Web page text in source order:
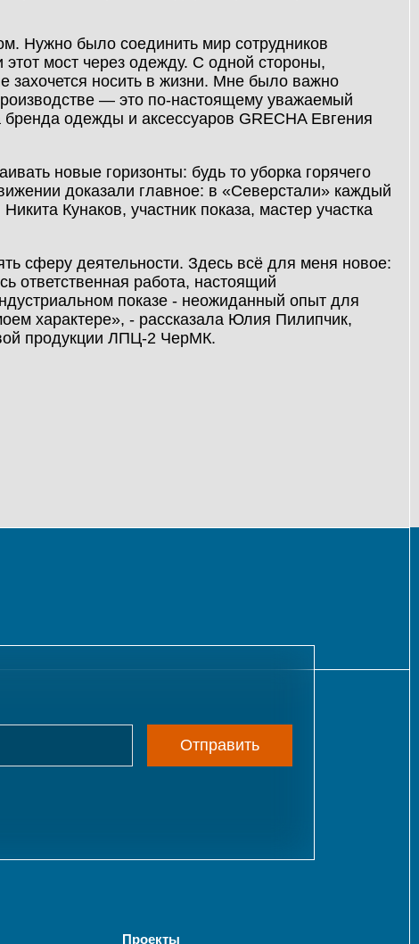
Нужно было соединить мир сотрудников
этот мост через одежду. С одной стороны,
захочется носить в жизни. Мне было важно
— это по-настоящему уважаемый
одежды и аксессуаров GRECHA Евгения
новые горизонты: будь то уборка горячего
доказали главное: в «Северстали» каждый
Кунаков, участник показа, мастер участка
сферу деятельности. Здесь всё для меня новое:
ответственная работа, настоящий
показе - неожиданный опыт для
характере», - рассказала Юлия Пилипчик,
продукции ЛПЦ-2 ЧерМК.
Отправить
Проекты